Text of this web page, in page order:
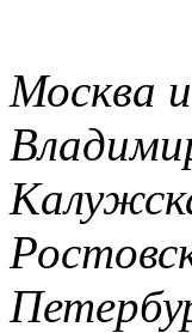
Москва